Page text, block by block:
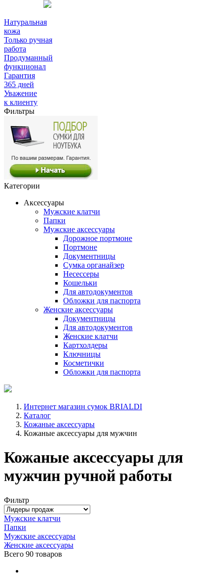
Натуральная
кожа
Только ручная
работа
Продуманный
функционал
Гарантия
365 дней
Уважение
к клиенту
Фильтры
Категории
Аксессуары
Мужские клатчи
Папки
Мужские аксессуары
Дорожное портмоне
Портмоне
Документницы
Сумка органайзер
Несессеры
Кошельки
Для автодокументов
Обложки для паспорта
Женские аксессуары
Документницы
Для автодокументов
Женские клатчи
Картхолдеры
Ключницы
Косметички
Обложки для паспорта
Интернет магазин сумок BRIALDI
Каталог
Кожаные аксессуары
Кожаные аксессуары для мужчин
Кожаные аксессуары для
мужчин ручной работы
Фильтр
Мужские клатчи
Папки
Мужские аксессуары
Женские аксессуары
Всего 90 товаров